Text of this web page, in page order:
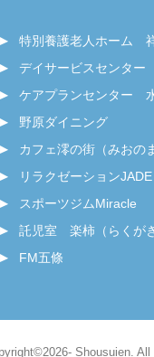
特別養護老人ホーム
デイサービスセンタ
ケアプランセンター
野原ダイニング
カフェ澪の街（みおの
リラクゼーションJADE
スポーツジムMiracle
託児室 楽柿（らくが
FM五條
2026- Shousuien.